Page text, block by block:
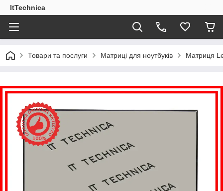
ItTechnica
Товари та послуги Матриці для ноутбуків Матриця